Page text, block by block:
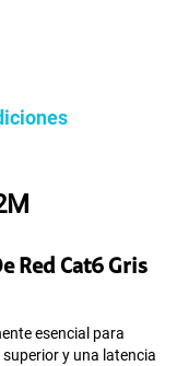
Red Cat6 Gris
esencial para
y una latencia